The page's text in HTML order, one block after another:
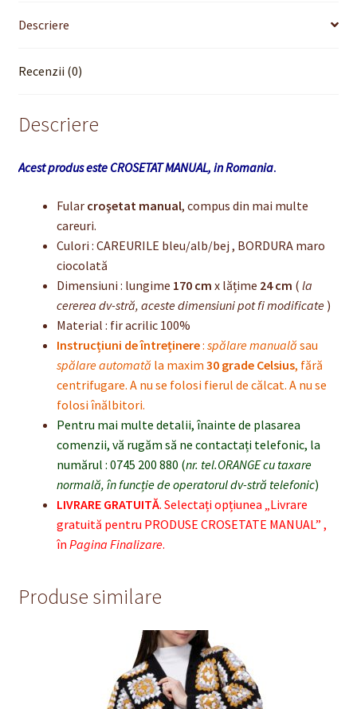
Descriere
Recenzii (0)
Descriere
Acest produs este CROSETAT MANUAL, in Romania.
Fular croşetat manual, compus din mai multe
careuri.
Culori : CAREURILE bleu/alb/bej , BORDURA maro
ciocolată
Dimensiuni : lungime 170 cm x lățime 24 cm ( la
cererea dv-stră, aceste dimensiuni pot fi modificate)
Material : fir acrilic 100%
Instrucțiuni de întreținere: spălare manuală sau
spălare automată la maxim 30 grade Celsius, fără
centrifugare. A nu se folosi fierul de călcat. A nu se
folosi înălbitori.
Pentru mai multe detalii, înainte de plasarea
comenzii, vă rugăm să ne contactați telefonic, la
numărul : 0745 200 880 (nr. tel.ORANGE cu taxare
normală, în funcție de operatorul dv-stră telefonic)
LIVRARE GRATUITĂ. Selectați opțiunea „Livrare
gratuită pentru PRODUSE CROSETATE MANUAL” ,
în Pagina Finalizare.
Produse similare